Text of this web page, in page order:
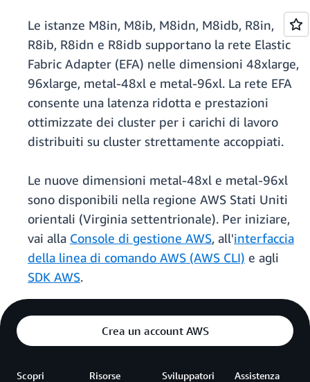
Le istanze M8in, M8ib, M8idn, M8idb, R8in,
R8ib, R8idn e R8idb supportano la rete Elastic
Fabric Adapter (EFA) nelle dimensioni 48xlarge,
96xlarge, metal-48xl e metal-96xl. La rete EFA
consente una latenza ridotta e prestazioni
ottimizzate dei cluster per i carichi di lavoro
distribuiti su cluster strettamente accoppiati.
Le nuove dimensioni metal-48xl e metal-96xl
sono disponibili nella regione AWS Stati Uniti
orientali (Virginia settentrionale). Per iniziare,
vai alla Console di gestione AWS, all'interfaccia
della linea di comando AWS (AWS CLI) e agli
SDK AWS.
Crea un account AWS
Scopri Risorse Sviluppatori Assistenza